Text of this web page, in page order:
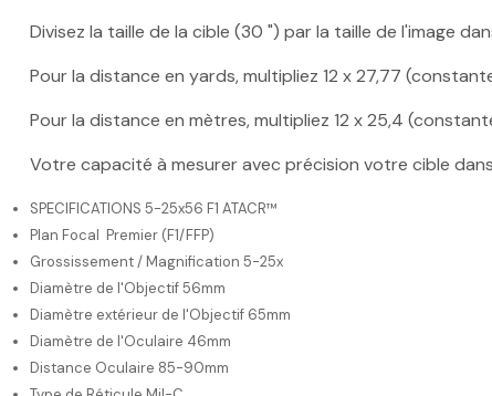
Divisez la taille de la cible (30 ") par la taille de l'image
Pour la distance en yards, multipliez 12 x 27,77
Pour la distance en mètres, multipliez 12 x 25,4
Votre capacité à mesurer avec précision votre cible
SPECIFICATIONS 5-25x56 F1 ATACR™
Plan Focal Premier (F1/FFP)
Grossissement / Magnification 5-25x
Diamètre de l'Objectif 56mm
Diamètre extérieur de l'Objectif 65mm
Diamètre de l'Oculaire 46mm
Distance Oculaire 85-90mm